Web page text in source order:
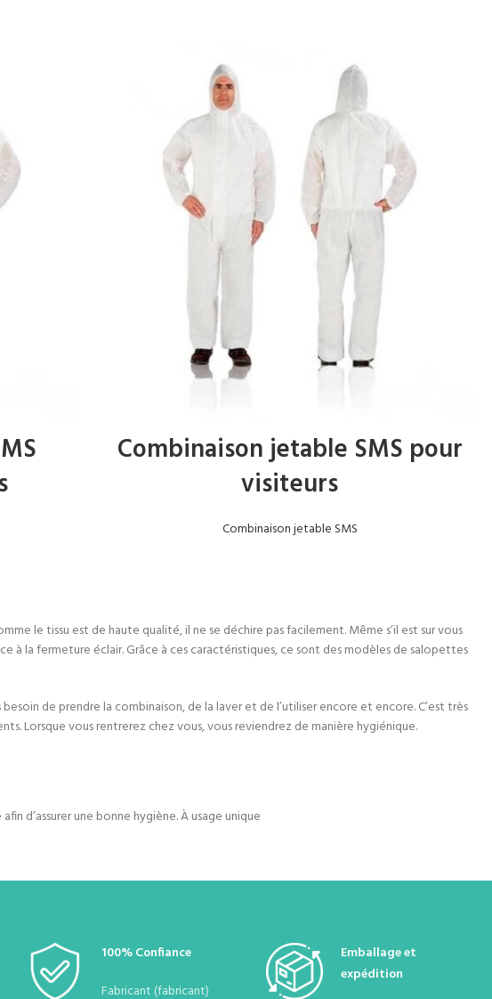
Combinaison jetable SMS pour
visiteurs
Combinaison jetable SMS
le tissu est de haute qualité, il ne se déchire pas facilement. Même s’il est sur vous
à la fermeture éclair. Grâce à ces caractéristiques, ce sont des modèles de salopettes
de prendre la combinaison, de la laver et de l’utiliser encore et encore. C’est très
Lorsque vous rentrerez chez vous, vous reviendrez de manière hygiénique.
d’assurer une bonne hygiène. À usage unique
100% Confiance
Fabricant (fabricant)
Emballage et
expédition